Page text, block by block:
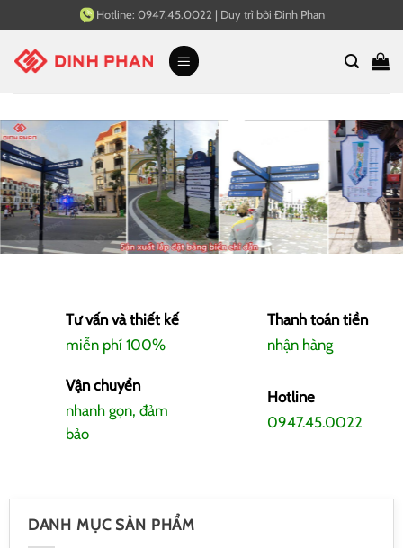
qua
nội
Hotline: 0947.45.0022 | Duy trì bởi Đinh Phan
Tư vấn và thiết kế
miễn phí 100%
Thanh toán tiền
nhận hàng
Vận chuyển
nhanh gọn, đảm
bảo
Hotline
0947.45.0022
DANH MỤC SẢN PHẨM